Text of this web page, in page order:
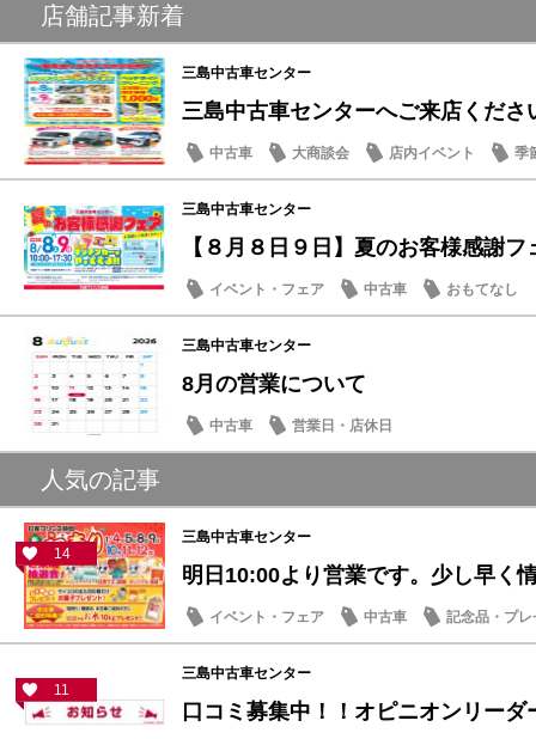
店舗記事新着
三島中古車センター
三島中古車センターへご来店くださ
中古車 大商談会 店内イベント
季
メンテナンス商品
三島中古車センター
【８月８日９日】夏のお客様感謝
イベント・フェア 中古車 おもてなし
三島中古車センター
8月の営業について
中古車 営業日・店休日
人気の記事
14
三島中古車センター
明日10:00より営業です。少し早く
イベント・フェア 中古車 記念品・プレ
11
三島中古車センター
口コミ募集中！！オピニオンリー